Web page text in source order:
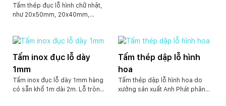
Có Nhận đặt hàng theo yêu
Tấm thép đục lỗ hình chữ nhật,
như 20x50mm, 20x40mm,
Với kích thước khổ từ 1.5m trở
xuống. Độ dày 0.2mm trở lên.
Ngoài ra có nhận gia công bằng
các chất liệu khác như inox, tôn
kẽm, sơn tĩnh điện.v.v.
4mm. Hoặc hàng đặt theo yêu
cầu lỗ tròn, lỗ lục giác, lỗ ô
vuôn, chữ nhât, hình oval. Kích
yêu cầu của quý khách.
Tấm inox đục lỗ dày
1mm
Tấm inox đục lỗ dày 1mm hàng
có sẵn khổ 1m dài 2m. Lỗ tròn
Tấm thép dập lỗ hình
hoa
Tấm thép dập lỗ hình hoa do
xưởng sản xuất Anh Phát phân